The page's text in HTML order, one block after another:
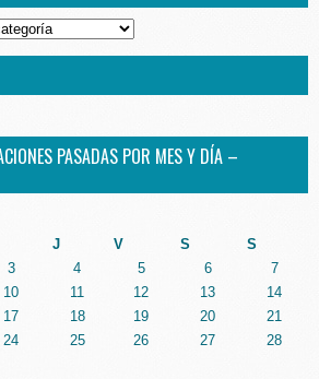
PASADAS POR MES Y DÍA –
J V S S
3 4 5 6
7
10 11 12 13
14
17 18 19 20
21
24 25 26 27
28